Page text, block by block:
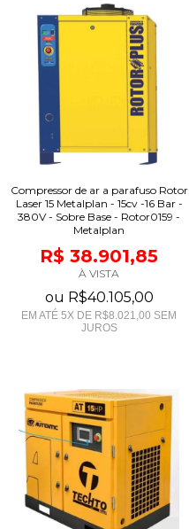
Compressor de ar a parafuso Rotor
Laser 15 Metalplan - 15cv -16 Bar -
380V - Sobre Base - Rotor0159 -
Metalplan
R$ 38.901,85
À VISTA
ou R$40.105,00
EM ATÉ 5X DE R$8.021,00 SEM
JUROS